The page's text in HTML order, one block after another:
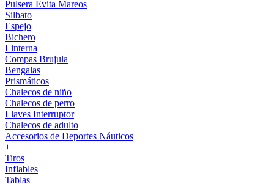
Pulsera Evita Mareos
Silbato
Espejo
Bichero
Linterna
Compas Brujula
Bengalas
Prismáticos
Chalecos de niño
Chalecos de perro
Llaves Interruptor
Chalecos de adulto
Accesorios de Deportes Náuticos
+
Tiros
Inflables
Tablas